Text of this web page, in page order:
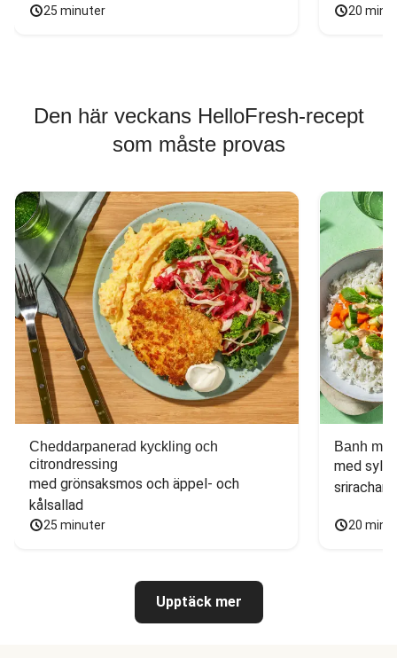
25 minuter 20
Den här veckans HelloFresh-recept
som måste provas
Cheddarpanerad kyckling och
citrondressing
med grönsaksmos och äppel- och
kålsallad
25 minuter
Banh mi-
med
20
Upptäck mer